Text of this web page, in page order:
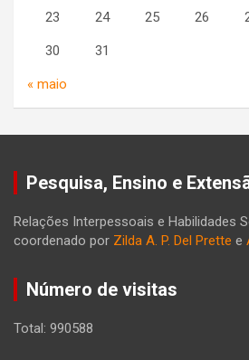
23 24 25 26
30 31
« maio
Pesquisa, Ensino e
Relações Interpessoais e Habilidades
coordenado por Zilda A. P. Del Prette e
Número de visitas
Total: 990588